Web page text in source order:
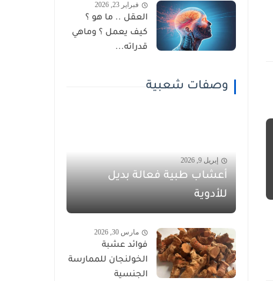
فبراير 23, 2026
العقل .. ما هو ؟
كيف يعمل ؟ وماهي
قدراته...
وصفات شعبية
إبريل 9, 2026
أعشاب طبية فعالة بديل
للأدوية
مارس 30, 2026
فوائد عشبة
الخولنجان للممارسة
الجنسية